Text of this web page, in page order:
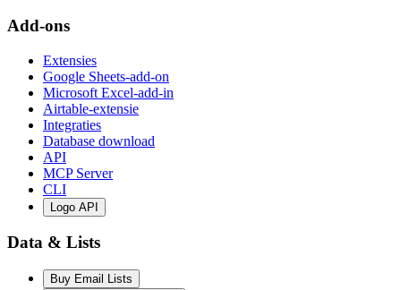
Add-ons
Extensies
Google Sheets-add-on
Microsoft Excel-add-in
Airtable-extensie
Integraties
Database download
API
MCP Server
CLI
Logo API
Data & Lists
Buy Email Lists